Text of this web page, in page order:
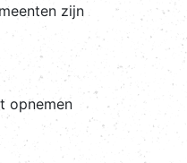
zijn
opnemen